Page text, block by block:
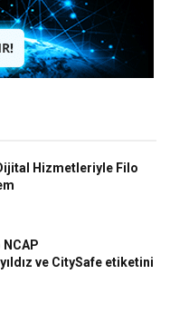
Hizmetleriyle Filo
ve CitySafe etiketini